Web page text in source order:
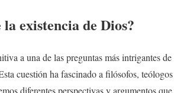
existencia de Dios?
a una de las preguntas más intrigantes
cuestión ha fascinado a filósofos,
diferentes perspectivas y argumentos